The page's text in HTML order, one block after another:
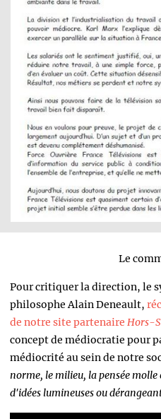
Le
Pour critiquer la direction, le
philosophe Alain Deneault,
de notre site partenaire Hors-
concept de médiocratie pour
médiocrité au sein de notre
norme, le milieu, la pensée
d'idées lumineuses ou